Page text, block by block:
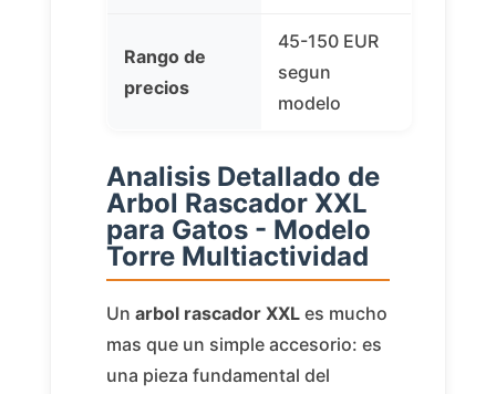
Rango de
precios
45-150 EUR
segun
modelo
Analisis Detallado de
Arbol Rascador XXL
para Gatos - Modelo
Torre Multiactividad
Un arbol rascador XXLes mucho
mas que un simple accesorio: es
una pieza fundamental del